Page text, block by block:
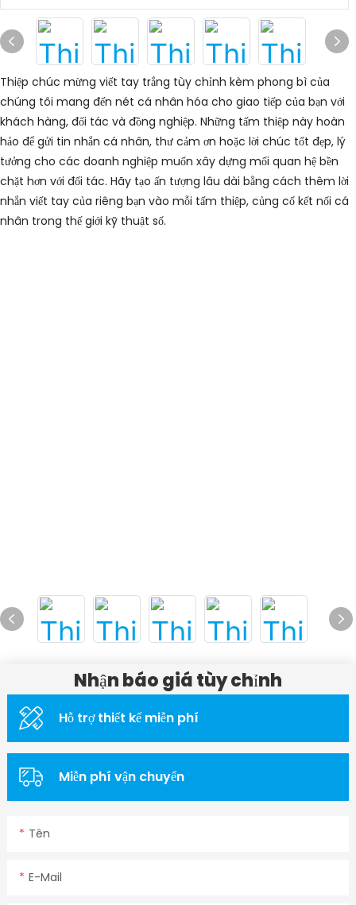
Thiệp chúc mừng viết tay trắng tùy chỉnh kèm phong bì của
chúng tôi mang đến nét cá nhân hóa cho giao tiếp của bạn với
khách hàng, đối tác và đồng nghiệp. Những tấm thiệp này hoàn
hảo để gửi tin nhắn cá nhân, thư cảm ơn hoặc lời chúc tốt đẹp, lý
tưởng cho các doanh nghiệp muốn xây dựng mối quan hệ bền
chặt hơn với đối tác. Hãy tạo ấn tượng lâu dài bằng cách thêm lời
nhắn viết tay của riêng bạn vào mỗi tấm thiệp, củng cố kết nối cá
nhân trong thế giới kỹ thuật số.
Nhận báo giá tùy chỉnh
Hỗ trợ thiết kế miễn phí
Miễn phí vận chuyển
Tên
E-Mail